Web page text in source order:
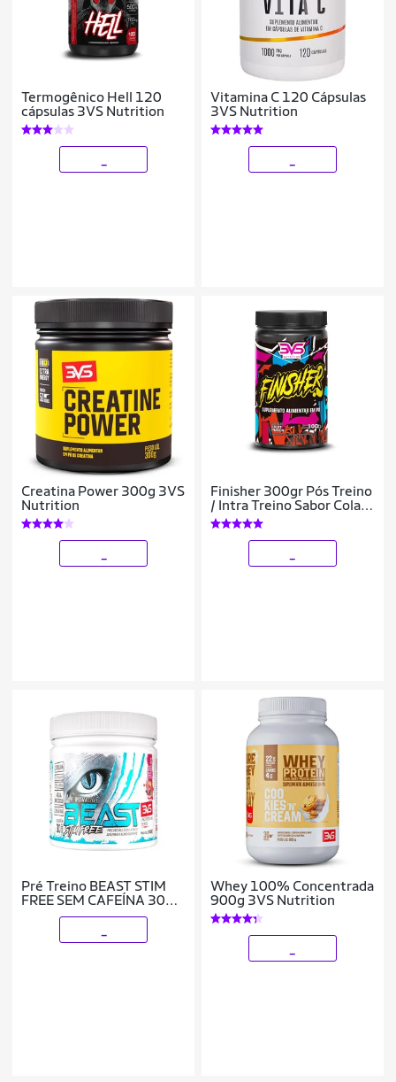
Termogênico Hell 120
cápsulas 3VS Nutrition
Vitamina C 120 Cápsulas
3VS Nutrition
Creatina Power 300g 3VS
Nutrition
Finisher 300gr Pós Treino
/ Intra Treino Sabor Cola
3VS Nutrition
Pré Treino BEAST STIM
FREE SEM CAFEÍNA 300g
Fórmula com
Citrulina,BetaAlanina,Creatina
e muito mais
Whey 100% Concentrada
900g 3VS Nutrition